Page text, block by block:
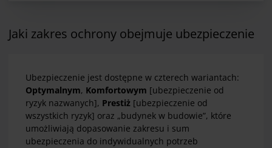
Jaki zakres ochrony obejmuje ubezpieczenie
Ubezpieczenie jest dostępne w czterech wariantach:
Optymalnym, Komfortowym [ubezpieczenie od
ryzyk nazwanych], Prestiż [ubezpieczenie od
wszystkich ryzyk] oraz „budynek w budowie”, które
umożliwiają dopasowanie zakresu i sum
ubezpieczenia do indywidualnych potrzeb